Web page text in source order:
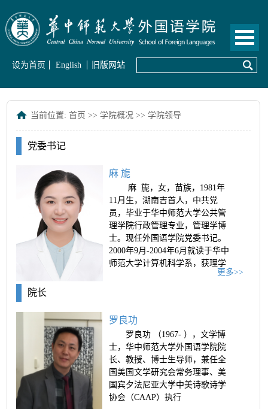
设为首页 English 旧版网站
当前位置:首页 >>学院概况 >>学院领导
党委书记
麻 旎
麻 旎，女，苗族，1981年
11月生，湖南吉首人，中共党
员，毕业于华中师范大学公共管
理学院行政管理专业，管理学博
士。现任外国语学院党委书记。
2000年9月-2004年6月就读于华中
师范大学计算机科学系，获理学
学士学位；2004年9月-2006年6月
位；2011年9月-2018年12月就读
于华中师范大学公共管理学院行
政管理专业，获管理学博士学
位。2006年9月-2009年11月任华
中师范大学外...
更多>>
院长
罗良功
罗良功 （1967- ），文学博
士，华中师范大学外国语学院院
长、教授、博士生导师，兼任全
国美国文学研究会常务理事、美
国宾夕法尼亚大学中美诗歌诗学
协会（CAAP）执行